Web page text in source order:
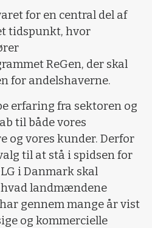
for en central del af
tidspunkt, hvor
ReGen, der skal
for andelshaverne.
erfaring fra sektoren og
til både vores
og vores kunder. Derfor
til at stå i spidsen for
i Danmark skal
hvad landmændene
gennem mange år vist
og kommercielle